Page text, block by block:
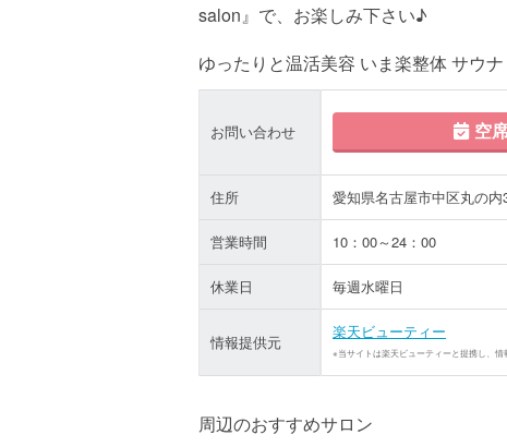
salon』で、お楽しみ下さい♪
ゆったりと温活美容 いま楽整体 サウ
お問い合わせ 空
住所 愛知県名古屋市中区丸の
営業時間 10：00～24：00
休業日 毎週水曜日
情報提供元
楽天ビューティー
※当サイトは楽天ビューティーと提携し、情
周辺のおすすめサロン